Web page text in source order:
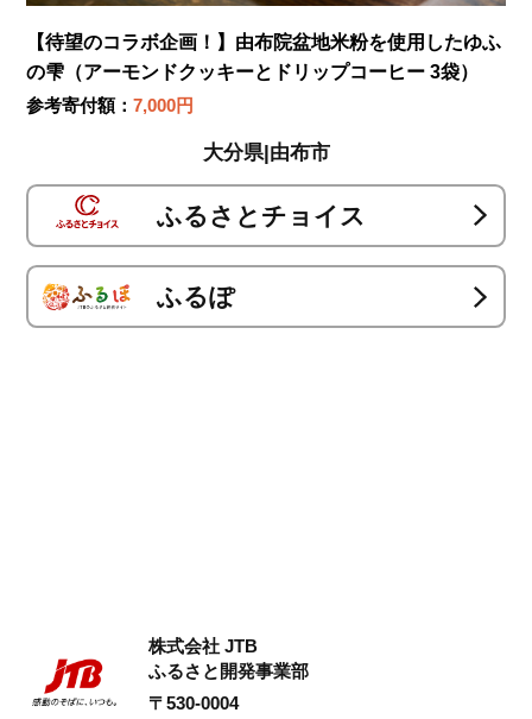
【待望のコラボ企画！】由布院盆地米粉を使用したゆふ
の雫（アーモンドクッキーとドリップコーヒー 3袋）
参考寄付額：7,000円
大分県|由布市
ふるさとチョイス
ふるぽ
株式会社 JTB
ふるさと開発事業部
〒530-0004